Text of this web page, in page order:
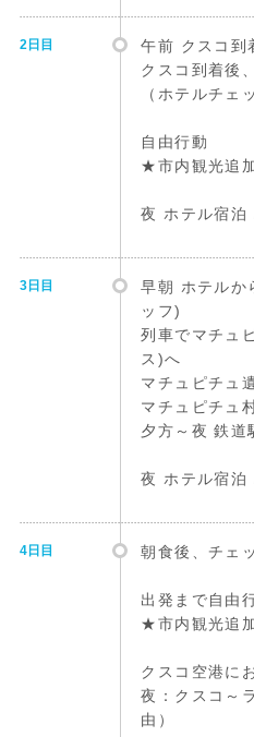
2日目
午前 クスコ到
クスコ到着後
（ホテルチェ
自由行動
★市内観光追
夜 ホテル宿泊
3日目
早朝 ホテルか
ッフ)
列車でマチュ
ス)へ
マチュピチュ
マチュピチュ
夕方～夜 鉄道
夜 ホテル宿泊
4日目 朝食後、チェ
出発まで自由
★市内観光追
クスコ空港に
夜：クスコ～
由）